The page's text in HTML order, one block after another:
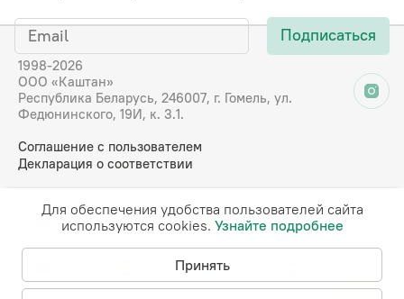
Подписаться
1998-2026
ООО «Каштан»
Республика Беларусь, 246007, г. Гомель, ул.
Федюнинского, 19И, к. 3.1.
Соглашение с пользователем
Декларация о соответствии
RU EN DE FR
KZ
Для обеспечения удобства пользователей сайта
используются cookies. Узнайте подробнее
Принять